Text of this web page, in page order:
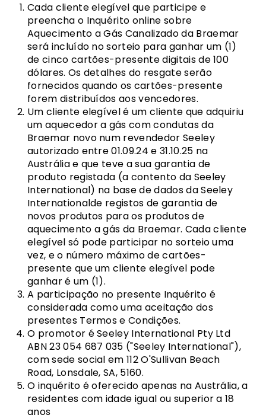
Cada cliente elegível que participe e
preencha o Inquérito online sobre
Aquecimento a Gás Canalizado da Braemar
será incluído no sorteio para ganhar um (1)
de cinco cartões-presente digitais de 100
dólares. Os detalhes do resgate serão
fornecidos quando os cartões-presente
forem distribuídos aos vencedores.
Um cliente elegível é um cliente que adquiriu
um aquecedor a gás com condutas da
Braemar novo num revendedor Seeley
autorizado entre 01.09.24 e 31.10.25 na
Austrália e que teve a sua garantia de
produto registada (a contento da Seeley
International) na base de dados da Seeley
Internationalde registos de garantia de
novos produtos para os produtos de
aquecimento a gás da Braemar. Cada cliente
elegível só pode participar no sorteio uma
vez, e o número máximo de cartões-
presente que um cliente elegível pode
ganhar é um (1).
A participação no presente Inquérito é
considerada como uma aceitação dos
presentes Termos e Condições.
O promotor é Seeley International Pty Ltd
ABN 23 054 687 035 ("Seeley International"),
com sede social em 112 O'Sullivan Beach
Road, Lonsdale, SA, 5160.
O inquérito é oferecido apenas na Austrália, a
residentes com idade igual ou superior a 18
anos